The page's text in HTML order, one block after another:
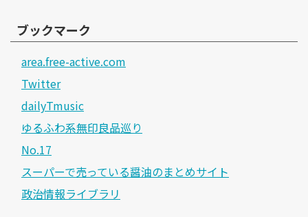
ブックマーク
area.free-active.com
Twitter
dailyTmusic
ゆるふわ系無印良品巡り
No.17
スーパーで売っている醤油のまとめサイト
政治情報ライブラリ